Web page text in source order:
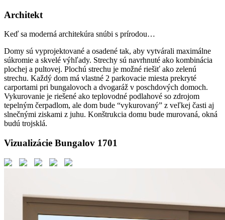
Architekt
Keď sa moderná architekúra snúbi s prírodou…
Domy sú vyprojektované a osadené tak, aby vytvárali maximálne
súkromie a skvelé výhľady. Strechy sú navrhnuté ako kombinácia
plochej a pultovej. Plochú strechu je možné riešiť ako zelenú
strechu. Každý dom má vlastné 2 parkovacie miesta prekryté
carportami pri bungalovoch a dvogaráž v poschdových domoch.
Vykurovanie je riešené ako teplovodné podlahové so zdrojom
tepelným čerpadlom, ale dom bude “vykurovaný” z veľkej časti aj
slnečnými ziskami z juhu. Konštrukcia domu bude murovaná, okná
budú trojsklá.
Vizualizácie Bungalov 1701